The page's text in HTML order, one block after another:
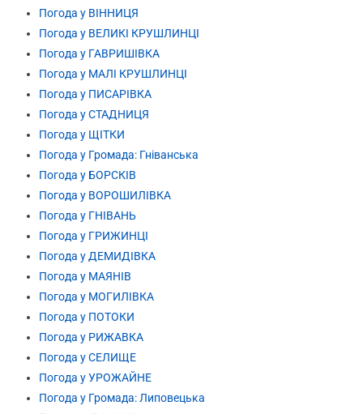
Погода у ВІННИЦЯ
Погода у ВЕЛИКІ КРУШЛИНЦІ
Погода у ГАВРИШІВКА
Погода у МАЛІ КРУШЛИНЦІ
Погода у ПИСАРІВКА
Погода у СТАДНИЦЯ
Погода у ЩІТКИ
Погода у Громада: Гніванська
Погода у БОРСКІВ
Погода у ВОРОШИЛІВКА
Погода у ГНІВАНЬ
Погода у ГРИЖИНЦІ
Погода у ДЕМИДІВКА
Погода у МАЯНІВ
Погода у МОГИЛІВКА
Погода у ПОТОКИ
Погода у РИЖАВКА
Погода у СЕЛИЩЕ
Погода у УРОЖАЙНЕ
Погода у Громада: Липовецька